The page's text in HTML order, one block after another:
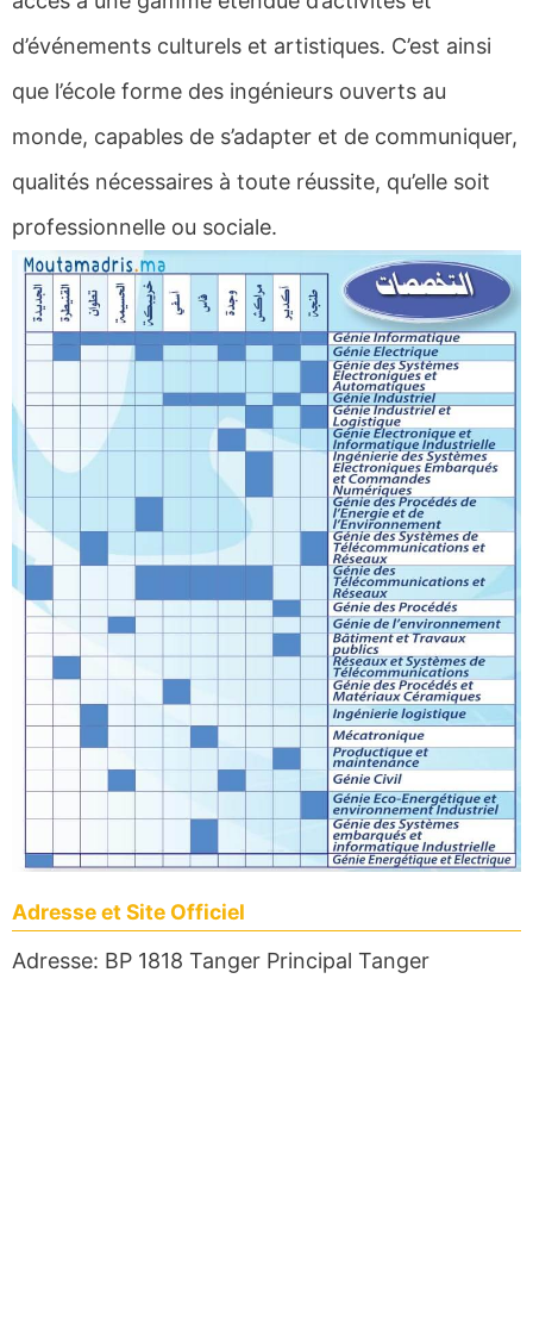
d’événements culturels et artistiques. C’est ainsi
que l’école forme des ingénieurs ouverts au
monde, capables de s’adapter et de communiquer,
qualités nécessaires à toute réussite, qu’elle soit
professionnelle ou sociale.
Adresse et Site Officiel
Adresse: BP 1818 Tanger Principal Tanger